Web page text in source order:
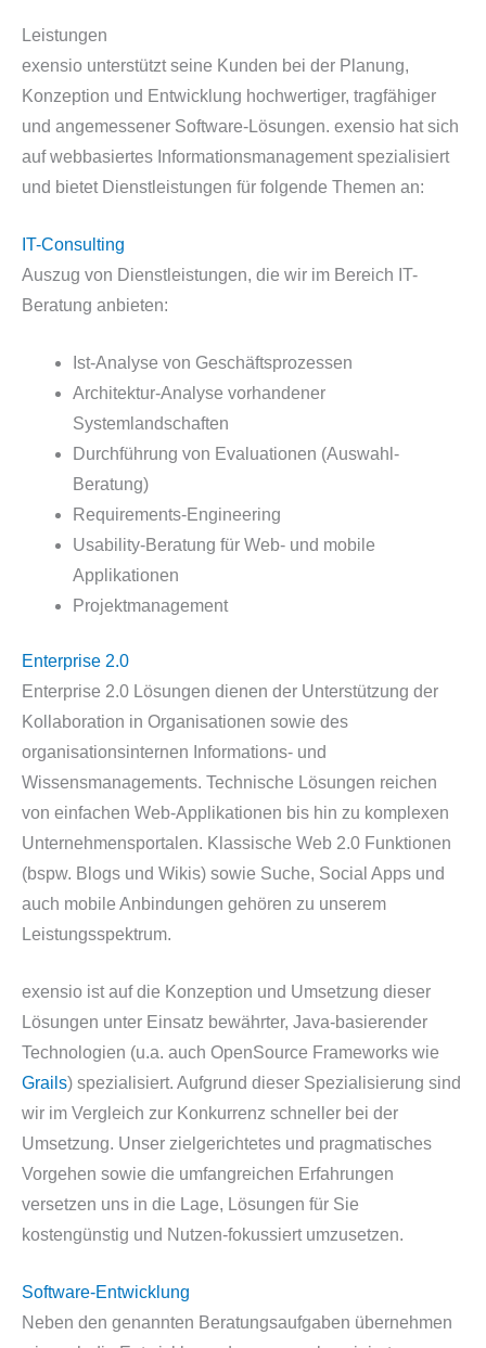
Leistungen
exensio unterstützt seine Kunden bei der Planung,
Konzeption und Entwicklung hochwertiger, tragfähiger
und angemessener Software-Lösungen. exensio hat sich
auf webbasiertes Informationsmanagement spezialisiert
und bietet Dienstleistungen für folgende Themen an:
IT-Consulting
Auszug von Dienstleistungen, die wir im Bereich IT-
Beratung anbieten:
Ist-Analyse von Geschäftsprozessen
Architektur-Analyse vorhandener
Systemlandschaften
Durchführung von Evaluationen (Auswahl-
Beratung)
Requirements-Engineering
Usability-Beratung für Web- und mobile
Applikationen
Projektmanagement
Enterprise 2.0
Enterprise 2.0 Lösungen dienen der Unterstützung der
Kollaboration in Organisationen sowie des
organisationsinternen Informations- und
Wissensmanagements. Technische Lösungen reichen
von einfachen Web-Applikationen bis hin zu komplexen
Unternehmensportalen. Klassische Web 2.0 Funktionen
(bspw. Blogs und Wikis) sowie Suche, Social Apps und
auch mobile Anbindungen gehören zu unserem
Leistungsspektrum.
exensio ist auf die Konzeption und Umsetzung dieser
Lösungen unter Einsatz bewährter, Java-basierender
Technologien (u.a. auch OpenSource Frameworks wie
Grails) spezialisiert. Aufgrund dieser Spezialisierung sind
wir im Vergleich zur Konkurrenz schneller bei der
Umsetzung. Unser zielgerichtetes und pragmatisches
Vorgehen sowie die umfangreichen Erfahrungen
versetzen uns in die Lage, Lösungen für Sie
kostengünstig und Nutzen-fokussiert umzusetzen.
Software-Entwicklung
Neben den genannten Beratungsaufgaben übernehmen